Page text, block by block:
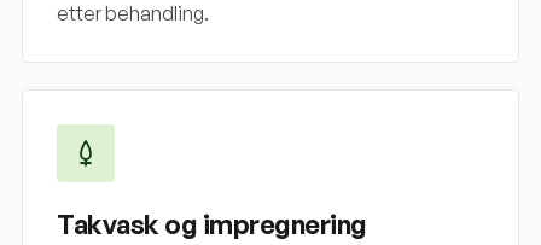
etter behandling.
Takvask og impregnering